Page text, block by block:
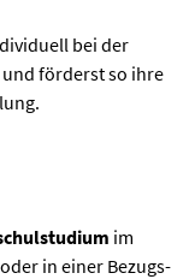
bei der
förderst so ihre
im
in einer Bezugs-